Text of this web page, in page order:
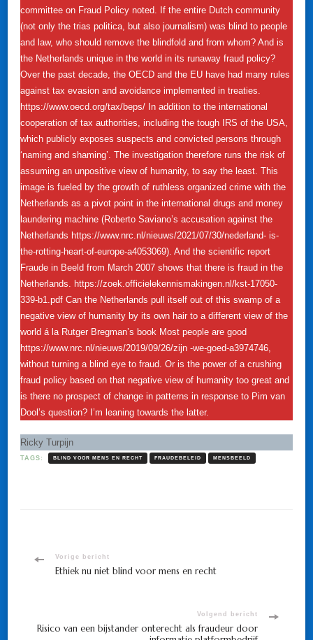
committee on Fraud Policy noted. If the entire Dutch community
(not only the trias politica, but also journalism) was blind to people
and law, who should remove the blindfold and from whom? And is
the Netherlands unique in the world in its runaway fraud policy?
Over the past decade, the OECD and the EU have had many rules
against tax evasion and avoidance implemented in treaties.
https://www.oecd.org/tax/beps/ In addition to the international
cooperation of tax authorities, including the tough IRS of the USA,
which publicly exposes suspects and convicted persons through
‘naming and shaming’. The investigation therefore runs the risk of
assuming an unpositive view of humanity, to say the least. This
image is fueled by the growth of ruthless organized crime with the
Netherlands as a pivot point in the international drugs and money
laundering machine (Roberto Saviano’s accusation against the
Netherlands https://www.nrc.nl/nieuws/2021/07/30/nederland- is-
the-rotting-heart-of-europe-a4053069). And the scientific report
Fraude in Beeld from March 2007 shows that there is fraud in the
Netherlands. https://zoek.officielekennismakingen.nl/kst-17050-
339-b1.pdf Can the Netherlands pull itself out of this swamp of a
negative view of humanity by its own hair to a different view of the
world á la Rutger Bregman’s book Most people are good
https://www.nrc.nl/nieuws/2019/09/26/zijn -we-goed-a3974746,
without turning a blind eye to fraud. Or is the power of a crushing
fraud policy based on that negative view of humanity too great and
is there no prospect of change in patterns in response to Pim van
Dool’s question? I’m leaning towards the latter.
Ricky Turpijn
TAGS: BLIND VOOR MENS EN RECHT FRAUDEBELEID MENSBEELD
Bericht
Vorige bericht
Ethiek nu niet blind voor mens en recht
Volgend bericht
Risico van een bijstander onterecht als fraudeur door